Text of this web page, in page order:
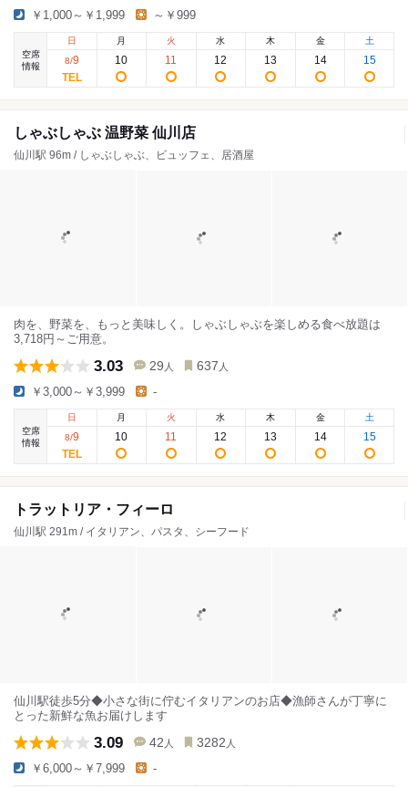
￥1,000～￥1,999 ～￥999
空席
情報
日
8/9
月
10
火
11
水
12
木
13
金
14
土
15
しゃぶしゃぶ 温野菜 仙川店
仙川駅 96m / しゃぶしゃぶ、ビュッフェ、居酒屋
肉を、野菜を、もっと美味しく。しゃぶしゃぶを楽しめる食べ放題は
3,718円～ご用意。
3.03 29 人 637 人
￥3,000～￥3,999 -
空席
情報
日
8/9
月
10
火
11
水
12
木
13
金
14
土
15
トラットリア・フィーロ
仙川駅 291m / イタリアン、パスタ、シーフード
仙川駅徒歩5分◆小さな街に佇むイタリアンのお店◆漁師さんが丁寧に
とった新鮮な魚お届けします
3.09 42 人 3282 人
￥6,000～￥7,999 -